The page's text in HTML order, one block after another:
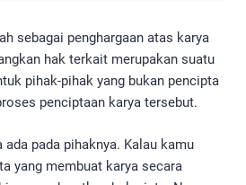
sebagai penghargaan atas karya
hak terkait merupakan suatu
pihak-pihak yang bukan pencipta
penciptaan karya tersebut.
pada pihaknya. Kalau kamu
yang membuat karya secara